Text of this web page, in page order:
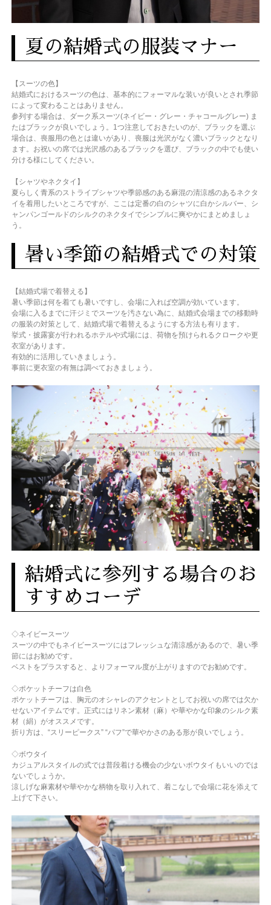
夏の結婚式の服装マナー
【スーツの色】
結婚式におけるスーツの色は、基本的にフォーマルな装いが良いとされ季節
によって変わることはありません。
参列する場合は、ダーク系スーツ(ネイビー・グレー・チャコールグレー) ま
たはブラックが良いでしょう。1つ注意しておきたいのが、ブラックを選ぶ
場合は、喪服用の色とは違いがあり、喪服は光沢がなく濃いブラックとなり
ます。お祝いの席では光沢感のあるブラックを選び、ブラックの中でも使い
分ける様にしてください。
【シャツやネクタイ】
夏らしく青系のストライプシャツや季節感のある麻混の清涼感のあるネクタ
イを着用したいところですが、ここは定番の白のシャツに白かシルバー、シ
ャンパンゴールドのシルクのネクタイでシンプルに爽やかにまとめましょ
う。
暑い季節の結婚式での対策
【結婚式場で着替える】
暑い季節は何を着ても暑いですし、会場に入れば空調が効いています。
会場に入るまでに汗ジミでスーツを汚さない為に、結婚式会場までの移動時
の服装の対策として、結婚式場で着替えるようにする方法も有ります。
挙式・披露宴が行われるホテルや式場には、荷物を預けられるクロークや更
衣室があります。
有効的に活用していきましょう。
事前に更衣室の有無は調べておきましょう。
結婚式に参列する場合のお
すすめコーデ
◇ネイビースーツ
スーツの中でもネイビースーツにはフレッシュな清涼感があるので、暑い季
節にはお勧めです。
ベストをプラスすると、よりフォーマル度が上がりますのでお勧めです。
◇ポケットチーフは白色
ポケットチーフは、胸元のオシャレのアクセントとしてお祝いの席では欠か
せないアイテムです。正式にはリネン素材（麻）や華やかな印象のシルク素
材（絹）がオススメです。
折り方は、“スリーピークス” “パフ”で華やかさのある形が良いでしょう。
◇ボウタイ
カジュアルスタイルの式では普段着ける機会の少ないボウタイもいいのでは
ないでしょうか。
涼しげな麻素材や華やかな柄物を取り入れて、着こなしで会場に花を添えて
上げて下さい。